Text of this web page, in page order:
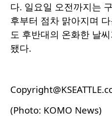
다. 일요일 오전까지는
후부터 점차 맑아지며
도 후반대의 온화한 날
됐다.
(Photo: KOMO News)